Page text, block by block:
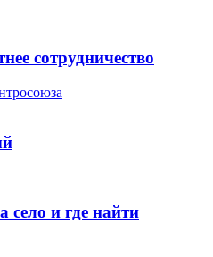
сотрудничество
и где найти